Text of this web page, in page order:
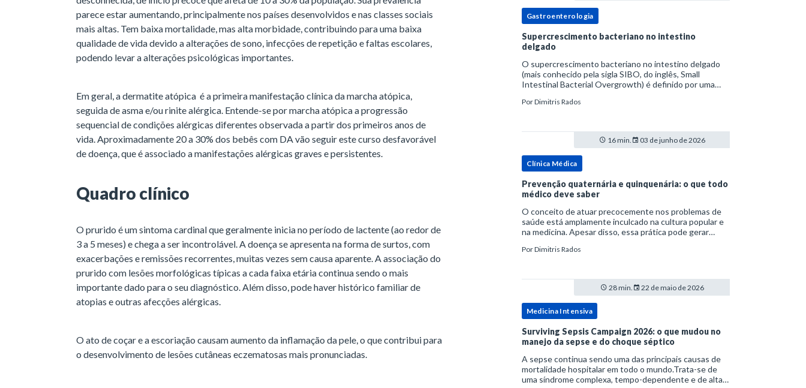
parece estar aumentando, principalmente nos países desenvolvidos e nas classes sociais
mais altas. Tem baixa mortalidade, mas alta morbidade, contribuindo para uma baixa
qualidade de vida devido a alterações de sono, infecções de repetição e faltas escolares,
podendo levar a alterações psicológicas importantes.
Em geral, a dermatite atópica é a primeira manifestação clínica da marcha atópica,
seguida de asma e/ou rinite alérgica. Entende-se por marcha atópica a progressão
sequencial de condições alérgicas diferentes observada a partir dos primeiros anos de
vida. Aproximadamente 20 a 30% dos bebês com DA vão seguir este curso desfavorável
de doença, que é associado a manifestações alérgicas graves e persistentes.
Quadro clínico
O prurido é um sintoma cardinal que geralmente inicia no período de lactente (ao redor de
3 a 5 meses) e chega a ser incontrolável. A doença se apresenta na forma de surtos, com
exacerbações e remissões recorrentes, muitas vezes sem causa aparente. A associação do
prurido com lesões morfológicas típicas a cada faixa etária continua sendo o mais
importante dado para o seu diagnóstico. Além disso, pode haver histórico familiar de
atopias e outras afecções alérgicas.
O ato de coçar e a escoriação causam aumento da inflamação da pele, o que contribui para
o desenvolvimento de lesões cutâneas eczematosas mais pronunciadas.
Gastroenterologia
Supercrescimento bacteriano no intestino
delgado
O supercrescimento bacteriano no intestino delgado
(mais conhecido pela sigla SIBO, do inglês, Small
Intestinal Bacterial Overgrowth) é definido por uma
específica de disbiose do trato digestivo. P
PorDimitris Rados
16 min. 03 de junho de 2026
Clínica Médica
Prevenção quaternária e quinquenária: o que todo
médico deve saber
O conceito de atuar precocemente nos problemas de
saúde está amplamente inculcado na cultura popular e
na medicina. Apesar disso, essa prática pode gerar
tratamentos podem advir de prevenção excessiva
PorDimitris Rados
28 min. 22 de maio de 2026
Medicina Intensiva
Surviving Sepsis Campaign 2026: o que mudou no
manejo da sepse e do choque séptico
A sepse continua sendo uma das principais causas de
mortalidade hospitalar em todo o mundo.Trata-se de
uma síndrome complexa, tempo-dependente e de alta